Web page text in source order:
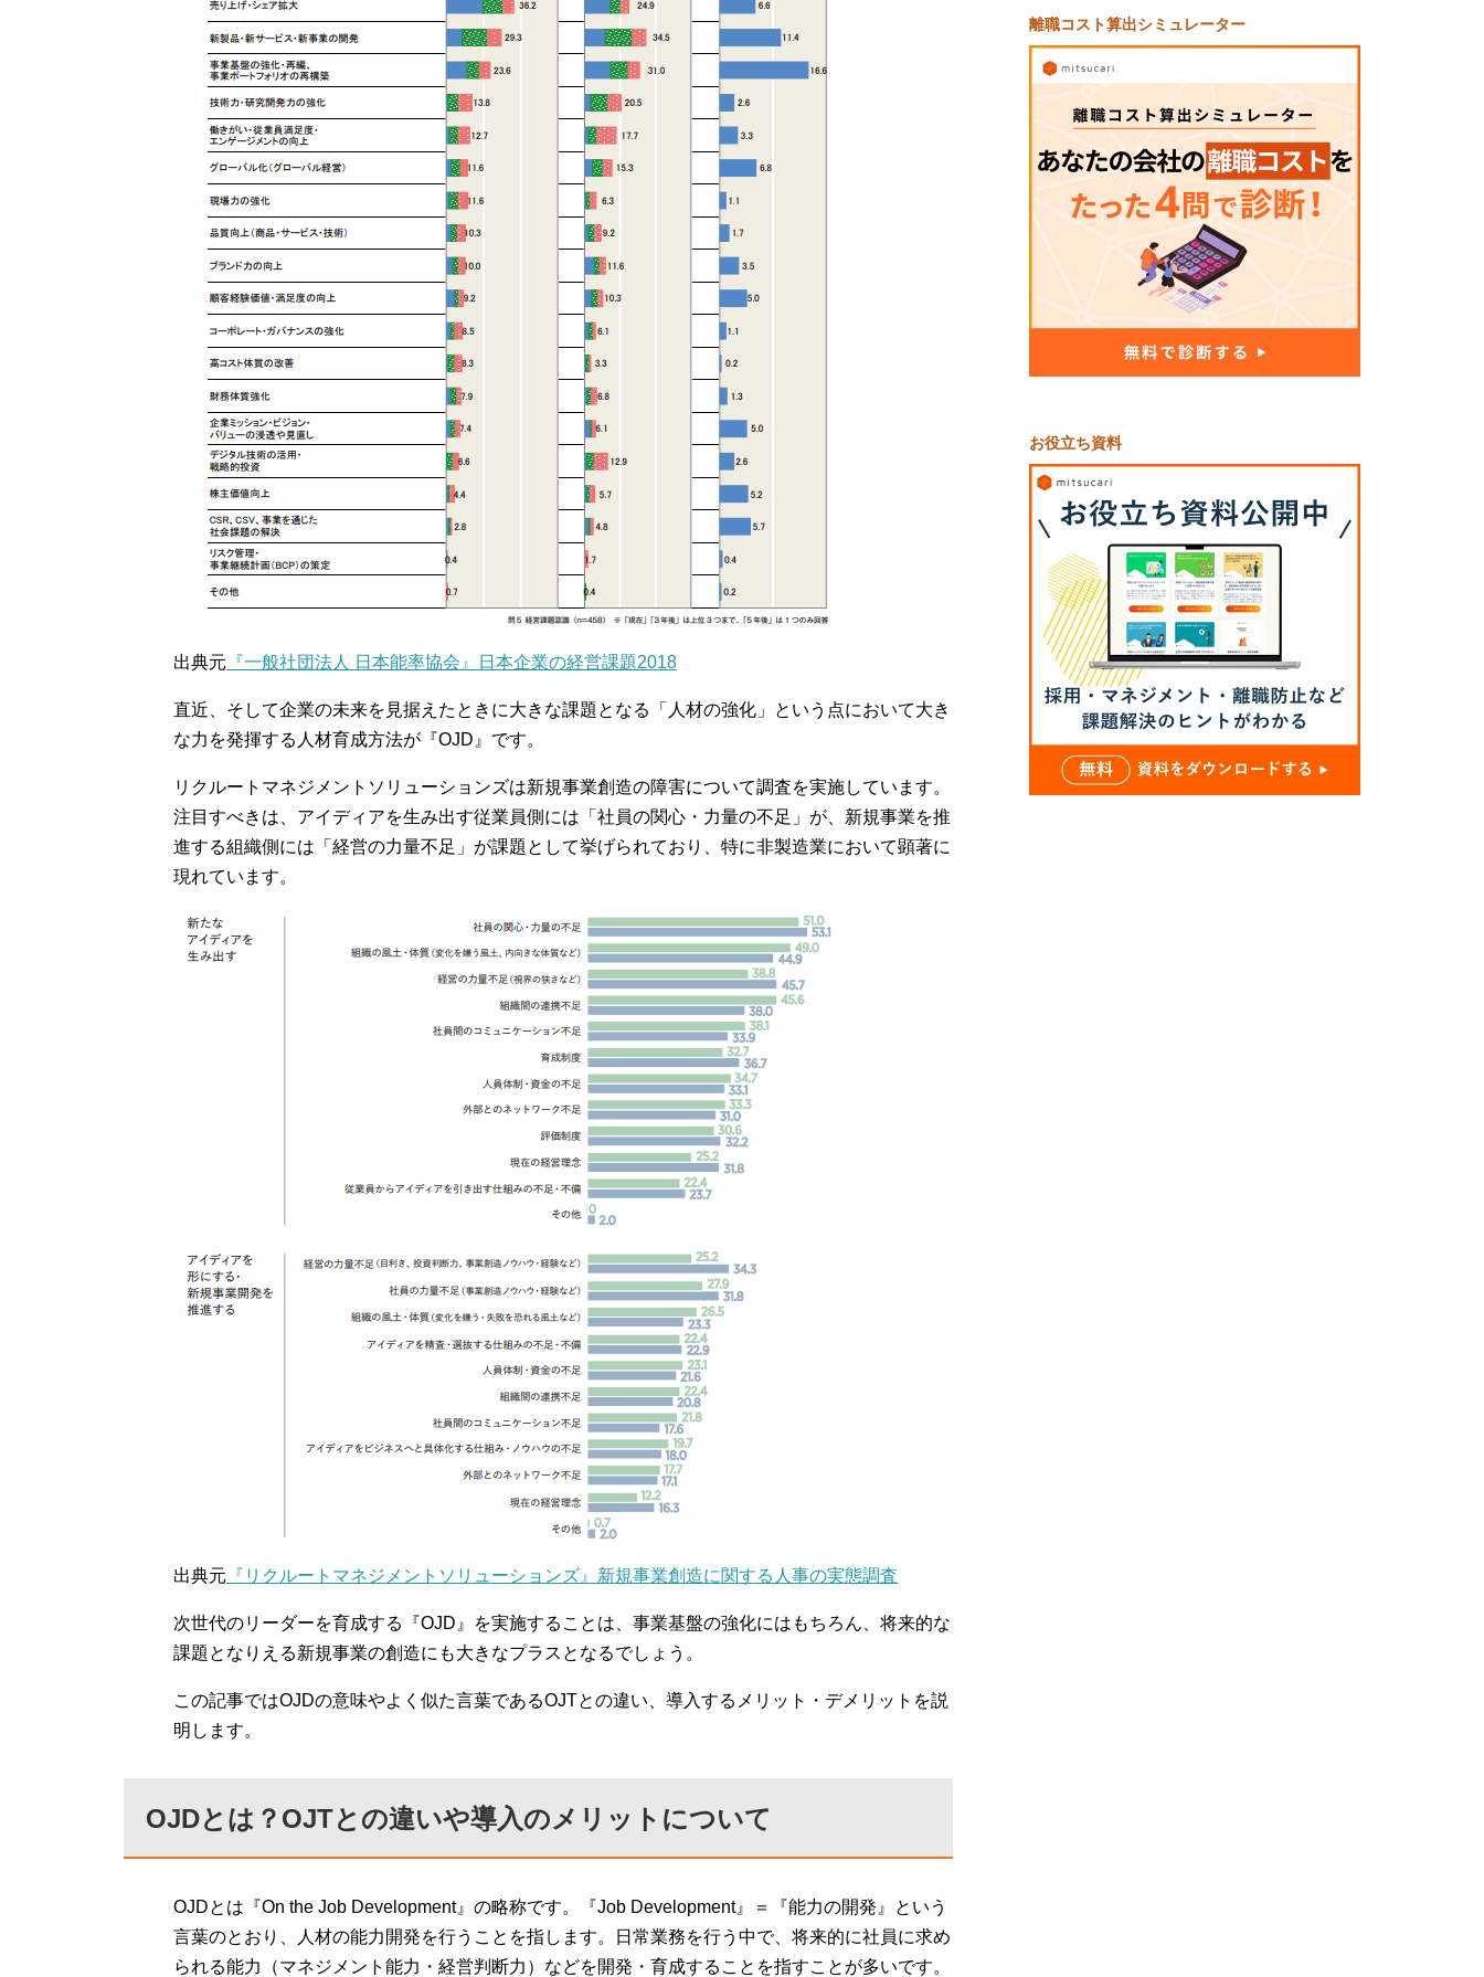
出典元 『一般社団法人 日本能率協会』日本企業の経営課題2018
直近、そして企業の未来を見据えたときに大きな課題となる「人材の強化」という点において大き
な力を発揮する人材育成方法が『OJD』です。
リクルートマネジメントソリューションズは新規事業創造の障害について調査を実施しています。
注目すべきは、アイディアを生み出す従業員側には「社員の関心・力量の不足」が、新規事業を推
進する組織側には「経営の力量不足」が課題として挙げられており、特に非製造業において顕著に
現れています。
出典元 『リクルートマネジメントソリューションズ』新規事業創造に関する人事の実態調査
次世代のリーダーを育成する『OJD』を実施することは、事業基盤の強化にはもちろん、将来的な
課題となりえる新規事業の創造にも大きなプラスとなるでしょう。
この記事ではOJDの意味やよく似た言葉であるOJTとの違い、導入するメリット・デメリットを説
明します。
OJDとは？OJTとの違いや導入のメリットについて
OJDとは『On the Job Development』の略称です。『Job Development』＝『能力の開発』という
言葉のとおり、人材の能力開発を行うことを指します。日常業務を行う中で、将来的に社員に求め
られる能力（マネジメント能力・経営判断力）などを開発・育成することを指すことが多いです。
離職コスト算出シミュレーター
お役立ち資料